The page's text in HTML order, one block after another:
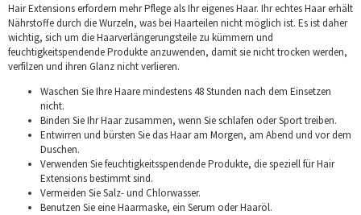
Hair Extensions erfordern mehr Pflege als Ihr eigenes Haar. Ihr echtes Haar erhält
Nährstoffe durch die Wurzeln, was bei Haarteilen nicht möglich ist. Es ist daher
wichtig, sich um die Haarverlängerungsteile zu kümmern und
feuchtigkeitspendende Produkte anzuwenden, damit sie nicht trocken werden,
verfilzen und ihren Glanz nicht verlieren.
Waschen Sie Ihre Haare mindestens 48 Stunden nach dem Einsetzen
nicht.
Binden Sie Ihr Haar zusammen, wenn Sie schlafen oder Sport treiben.
Entwirren und bürsten Sie das Haar am Morgen, am Abend und vor dem
Duschen.
Verwenden Sie feuchtigkeitsspendende Produkte, die speziell für Hair
Extensions bestimmt sind.
Vermeiden Sie Salz- und Chlorwasser.
Benutzen Sie eine Haarmaske, ein Serum oder Haaröl.